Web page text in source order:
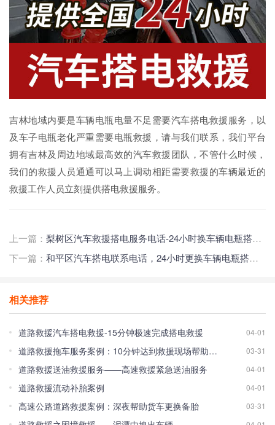
吉林地域内要是车辆电瓶电量不足需要汽车搭电救援服务，以
及车子电瓶老化严重需要电瓶救援，请与我们联系，我们平台
拥有吉林及周边地域最高效的汽车救援团队，不管什么时候，
我们的救援人员通通可以马上调动相距需要救援的车辆最近的
救援工作人员立刻提供搭电救援服务。
上一篇： 梨树区汽车救援搭电服务电话-24小时换车辆电瓶搭电救援服务怎么收费的
下一篇： 和平区汽车搭电联系电话，24小时更换车辆电瓶搭电救援多少钱
相关推荐
道路救援汽车搭电救援-15分钟极速完成搭电救援 04-01
道路救援拖车服务案例：10分钟达到救援现场帮助车主脱离困境！ 03-31
道路救援送油救援服务——高速救援紧急送油服务 04-01
道路救援流动补胎案例 04-01
高速公路道路救援案例：深夜帮助货车更换备胎 03-31